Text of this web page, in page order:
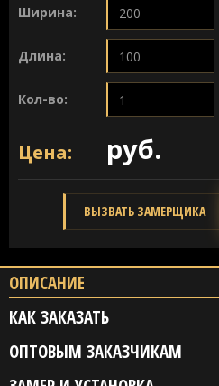
Ширина:
Длина:
Кол-во:
Цена: руб.
ВЫЗВАТЬ ЗАМЕРЩИКА
ОПИСАНИЕ
КАК ЗАКАЗАТЬ
ОПТОВЫМ ЗАКАЗЧИКАМ